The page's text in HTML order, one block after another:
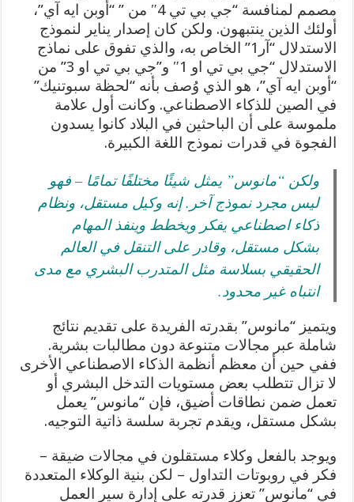
مصمم لمنافسة “جي بي تي 4″ من ” “أوبن ايه آي”،
أولئك الذين ينتبهون. ولكن كان إصدار يناير لنموذج
الاستدلال “آر1” الخاص به، والذي تفوق على نماذج
الاستدلال “جي بي تي او 1″ و”جي بي تي او 3” من
“أوبن ايه آي”، هو الذي وُصف بأنه “لحظة سبوتنيك”
في الصين للذكاء الاصطناعي. وكانت أول علامة
ملموسة على أن الباحثين في البلاد كانوا يسدون
الفجوة في قدرات نموذج اللغة الكبيرة.
ولكن “مانوس” يمثل شيئًا مختلفًا تمامًا – فهو
ليس مجرد نموذج آخر. إنه وكيل مستقل، ونظام
ذكاء اصطناعي يفكر ويخطط وينفذ المهام
بشكل مستقل، وقادر على التنقل في العالم
الحقيقي بسلاسة مثل المتدرب البشري مع مدى
انتباه غير محدود.
ويتميز “مانوس” بقدرته الفريدة على تقديم نتائج
شاملة عبر مجالات متنوعة دون مطالبات بشرية.
ففي حين أن معظم أنظمة الذكاء الاصطناعي الأخرى
لا تزال تتطلب بعض مستويات التدخل البشري أو
تعمل ضمن نطاقات أضيق، فإن “مانوس” يعمل
بشكل مستقل، ويقدم تجربة سلسة ذاتية التوجيه.
ويوجد بالفعل وكلاء مستقلون في مجالات ضيقة –
فكر في روبوتات التداول – لكن بنية الوكلاء المتعددة
في “مانوس” تعزز قدرته على إدارة سير العمل